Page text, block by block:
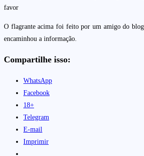
favor
O flagrante acima foi feito por um amigo do
encaminhou a informação.
Compartilhe isso:
WhatsApp
Facebook
18+
Telegram
E-mail
Imprimir